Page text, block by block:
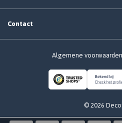
Contact
Algemene voorwaarden
© 2026